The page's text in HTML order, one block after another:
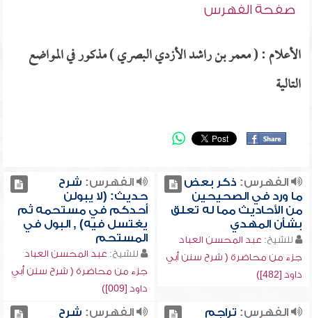
صفحة الفهرس
الأعلام : ( معمر بن راشد الأزدي البصري ) مذكور في المواضع
التالية
الفهرس: ذكر بعض
ما ورد في الصحيحين
من الأحاديث مما له تعلق
بشأن المهدي
للشيخ: عبد المحسن العباد
جزء من محاضرة ( شرح سنن أبي
داود [482])
الفهرس: شرح
حديث: (لا يبولن
أحدكم في مستحمه ثم
يغتسل فيه) , البول في
المستحم
للشيخ: عبد المحسن العباد
جزء من محاضرة ( شرح سنن أبي
داود [009])
الفهرس: تراجم
الفهرس: شرح